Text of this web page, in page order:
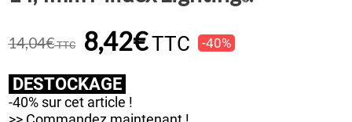
14,04€TTC -40%
8,42€TTC
DESTOCKAGE
-40% sur cet article !